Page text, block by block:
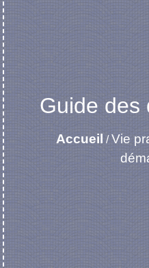
Guide des
Accueil / Vie